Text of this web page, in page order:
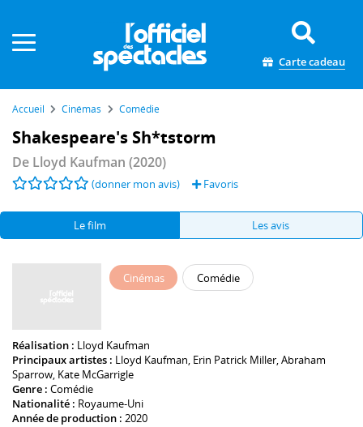
Carte cadeau
Accueil Cinémas Comédie
Shakespeare's Sh*tstorm
De Lloyd Kaufman (2020)
(donner mon avis) Favoris
Le film Les avis
Cinémas Comédie
Réalisation : Lloyd Kaufman
Principaux artistes : Lloyd Kaufman, Erin Patrick Miller,Abraham
Sparrow, Kate McGarrigle
Genre : Comédie
Nationalité : Royaume-Uni
Année de production : 2020